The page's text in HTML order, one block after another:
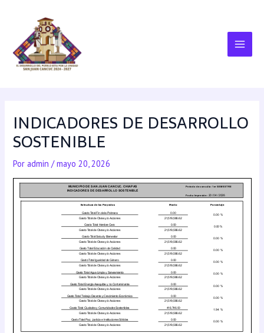
INDICADORES DE DESARROLLO
SOSTENIBLE
Poradmin/mayo 20, 2026